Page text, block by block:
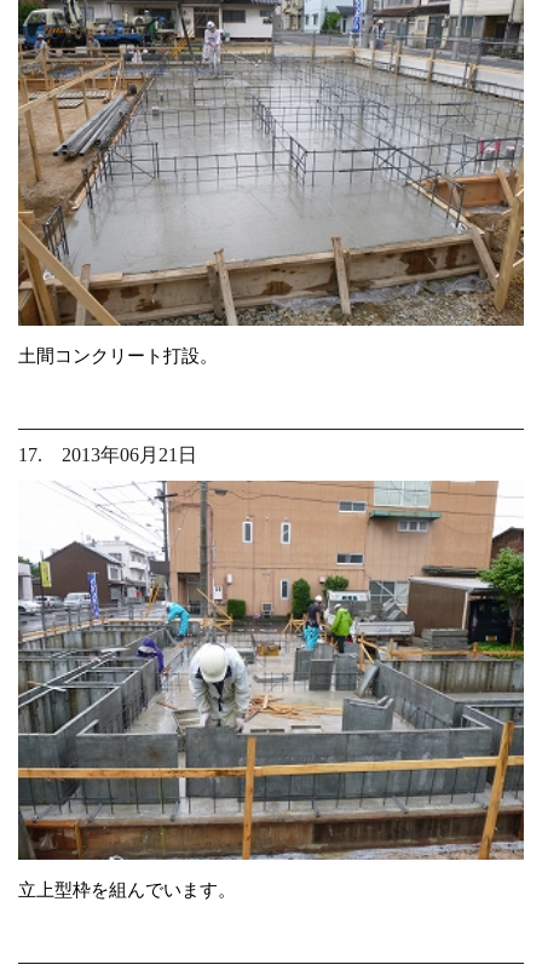
土間コンクリート打設。
17. 2013年06月21日
立上型枠を組んでいます。